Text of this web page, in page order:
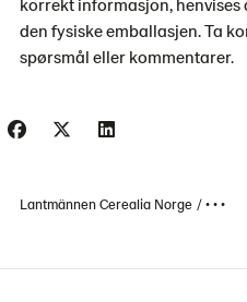
den fysiske emballasjen. Ta
spørsmål eller kommentarer.
Lantmännen Cerealia Norge • • •